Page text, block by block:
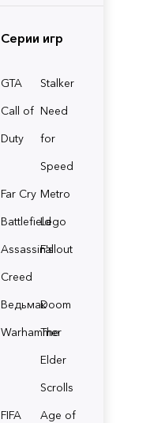
Серии игр
GTA
Stalker
Call of
Duty
Need
for
Speed
Far Cry Metro
BattlefieldLego
Assassin's
Creed
Fallout
ВедьмакDoom
Warhammer
The
Elder
Scrolls
FIFA
Age of